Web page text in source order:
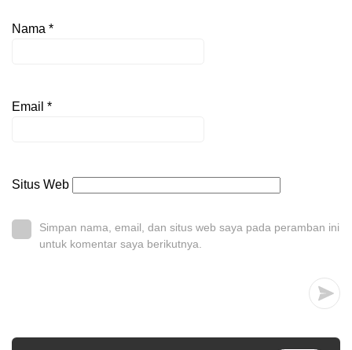
Nama *
Email *
Situs Web
Simpan nama, email, dan situs web saya pada peramban ini
untuk komentar saya berikutnya.